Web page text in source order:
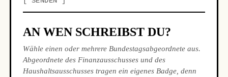
AN WEN SCHREIBST DU?
Wähle einen oder mehrere Bundestagsabgeordnete aus.
Abgeordnete des Finanzausschusses und des
Haushaltsausschusses tragen ein eigenes Badge, denn